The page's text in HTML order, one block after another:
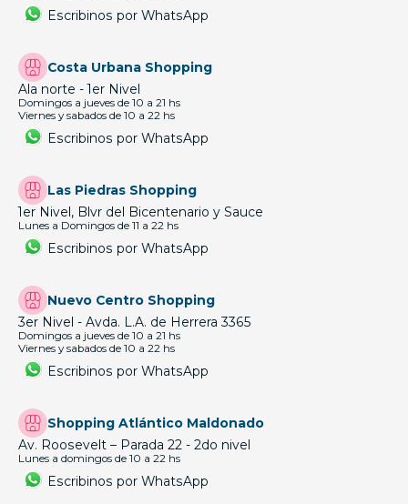
Escribinos por WhatsApp
Costa Urbana Shopping
Ala norte - 1er Nivel
Domingos a jueves de 10 a 21 hs
Viernes y sabados de 10 a 22 hs
Escribinos por WhatsApp
Las Piedras Shopping
1er Nivel, Blvr del Bicentenario y Sauce
Lunes a Domingos de 11 a 22 hs
Escribinos por WhatsApp
Nuevo Centro Shopping
3er Nivel - Avda. L.A. de Herrera 3365
Domingos a jueves de 10 a 21 hs
Viernes y sabados de 10 a 22 hs
Escribinos por WhatsApp
Shopping Atlántico Maldonado
Av. Roosevelt – Parada 22 - 2do nivel
Lunes a domingos de 10 a 22 hs
Escribinos por WhatsApp